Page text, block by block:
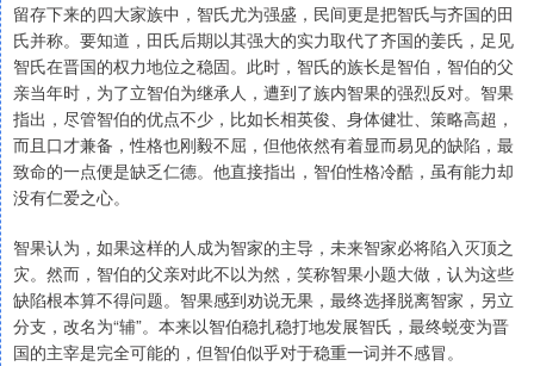
留存下来的四大家族中，智氏尤为强盛，民间更是把智氏与齐国的田
氏并称。要知道，田氏后期以其强大的实力取代了齐国的姜氏，足见
智氏在晋国的权力地位之稳固。此时，智氏的族长是智伯，智伯的父
亲当年时，为了立智伯为继承人，遭到了族内智果的强烈反对。智果
指出，尽管智伯的优点不少，比如长相英俊、身体健壮、策略高超，
而且口才兼备，性格也刚毅不屈，但他依然有着显而易见的缺陷，最
致命的一点便是缺乏仁德。他直接指出，智伯性格冷酷，虽有能力却
没有仁爱之心。
智果认为，如果这样的人成为智家的主导，未来智家必将陷入灭顶之
灾。然而，智伯的父亲对此不以为然，笑称智果小题大做，认为这些
缺陷根本算不得问题。智果感到劝说无果，最终选择脱离智家，另立
分支，改名为“辅”。本来以智伯稳扎稳打地发展智氏，最终蜕变为晋
国的主宰是完全可能的，但智伯似乎对于稳重一词并不感冒。